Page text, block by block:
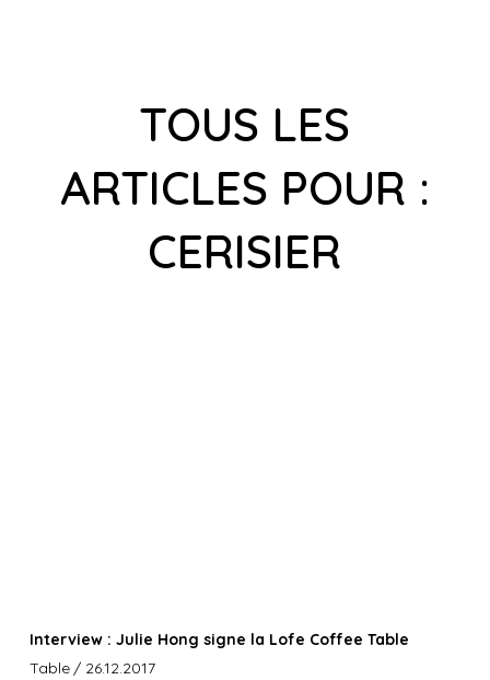
TOUS LES
ARTICLES POUR :
CERISIER
Interview : Julie Hong signe la Lofe Coffee Table
Table / 26.12.2017